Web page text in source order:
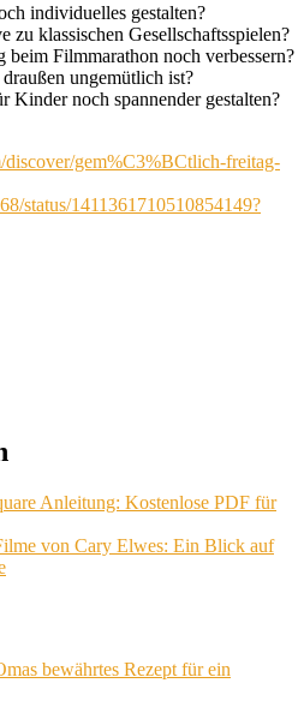
individuelles gestalten?
zu klassischen Gesellschaftsspielen?
Filmmarathon noch verbessern?
ungemütlich ist?
Kinder noch spannender gestalten?
gem%C3%BCtlich-freitag-
status/1411361710510854149?
Anleitung: Kostenlose PDF für
von Cary Elwes: Ein Blick auf